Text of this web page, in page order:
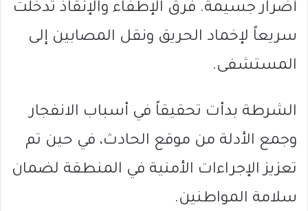
أضرار جسيمة. فرق الإطفاء والإنقاذ تدخلت
سريعاً لإخماد الحريق ونقل المصابين إلى
المستشفى.
الشرطة بدأت تحقيقاً في أسباب الانفجار
وجمع الأدلة من موقع الحادث، في حين تم
تعزيز الإجراءات الأمنية في المنطقة لضمان
سلامة المواطنين.